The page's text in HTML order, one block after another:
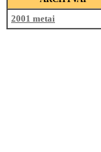
2001 metai